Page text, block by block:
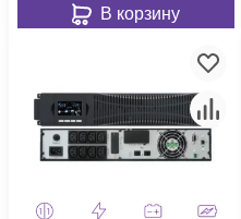
В корзину